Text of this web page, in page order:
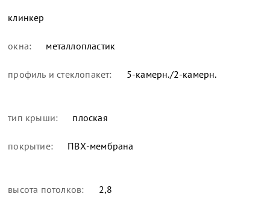
клинкер
окна: металлопластик
профиль и стеклопакет: 5-камерн./2-камерн.
тип крыши: плоская
покрытие: ПВХ-мембрана
высота потолков: 2,8